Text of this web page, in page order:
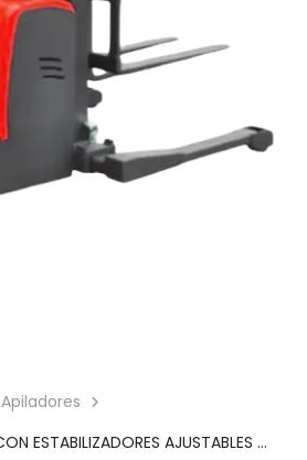
Apiladores
APILADOR ELÉCTRICO CON ESTABILIZADORES AJUSTABLES 3,000LB CAP.